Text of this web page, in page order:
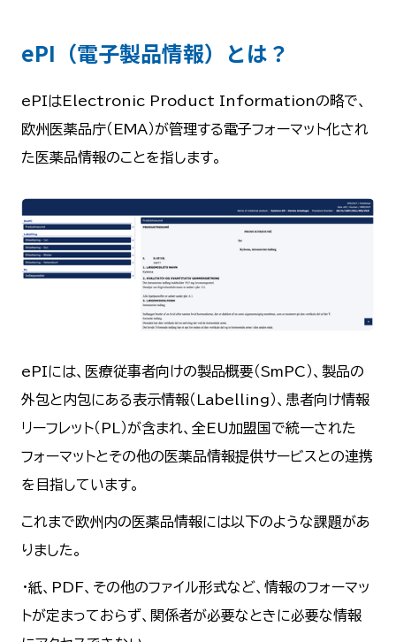
ePI（電子製品情報）とは？
ePIはElectronic Product Informationの略で、
欧州医薬品庁（EMA）が管理する電子フォーマット化され
た医薬品情報のことを指します。
ePIには、医療従事者向けの製品概要（SmPC）、製品の
外包と内包にある表示情報（Labelling）、患者向け情報
リーフレット（PL）が含まれ、全EU加盟国で統一された
フォーマットとその他の医薬品情報提供サービスとの連携
を目指しています。
これまで欧州内の医薬品情報には以下のような課題があ
りました。
・紙、PDF、その他のファイル形式など、情報のフォーマッ
トが定まっておらず、関係者が必要なときに必要な情報